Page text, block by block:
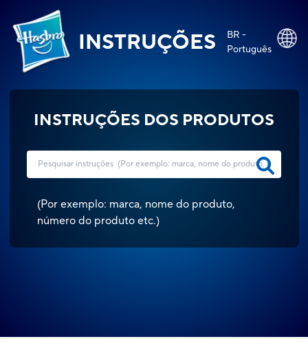
INSTRUÇÕES
BR -
Português
INSTRUÇÕES DOS PRODUTOS
(Por exemplo: marca, nome do produto,
número do produto etc.)